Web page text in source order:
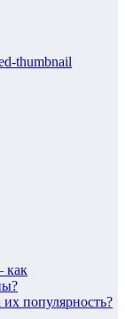
как
популярность?